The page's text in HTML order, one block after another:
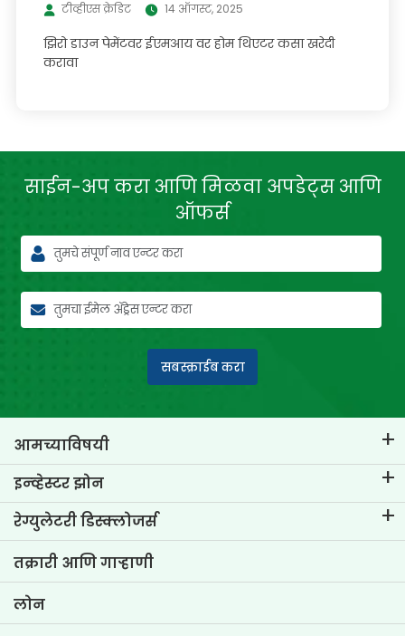
टीव्हीएस क्रेडिट 14 ऑगस्ट, 2025
झिरो डाउन पेमेंटवर ईएमआय वर होम थिएटर कसा खरेदी
करावा
साईन-अप करा आणि मिळवा अपडेट्स आणि
ऑफर्स
सबस्क्राईब करा
आमच्याविषयी
टीव्हीएस क्रेडिट विषयी
आमचा ब्रँड जाणून घ्या
मुख्य प्रोफाईल्स
इन्व्हेस्टर झोन
कॉर्पोरेट गव्हर्नन्स
इन्व्हेस्टर माहिती
रेग्युलेटरी डिस्क्लोजर्स
पॉलिसी
इतर डिस्क्लोजर
तक्रारी आणि गाऱ्हाणी
लोन